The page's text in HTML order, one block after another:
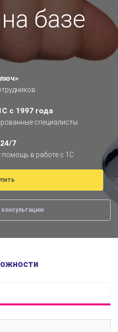
базе
с 1997 года
специалисты
7
помощь в работе с 1С
консультацию